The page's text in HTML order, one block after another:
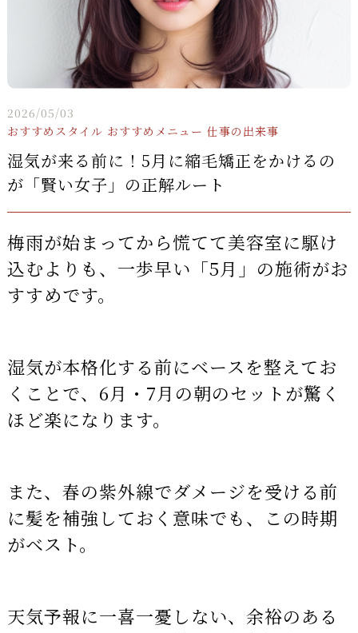
2026/05/03
おすすめスタイル おすすめメニュー 仕事の出来事
湿気が来る前に！5月に縮毛矯正をかけるの
が「賢い女子」の正解ルート
梅雨が始まってから慌てて美容室に駆け
込むよりも、一歩早い「5月」の施術がお
すすめです。
湿気が本格化する前にベースを整えてお
くことで、6月・7月の朝のセットが驚く
ほど楽になります。
また、春の紫外線でダメージを受ける前
に髪を補強しておく意味でも、この時期
がベスト。
天気予報に一喜一憂しない、余裕のある